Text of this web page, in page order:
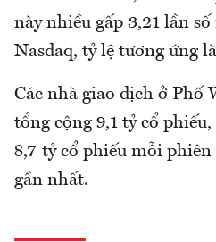
này nhiều gấp 3,21 lần
Nasdaq, tỷ lệ tương ứng
Các nhà giao dịch ở Phố
tổng cộng 9,1 tỷ cổ
8,7 tỷ cổ phiếu mỗi phiên
gần nhất.